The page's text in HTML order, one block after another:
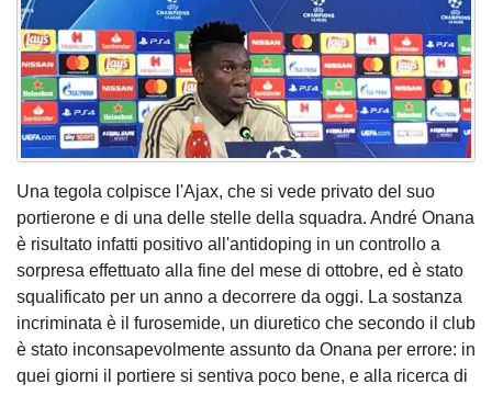
Una tegola colpisce l'Ajax, che si vede privato del suo
portierone e di una delle stelle della squadra. André Onana
è risultato infatti positivo all'antidoping in un controllo a
sorpresa effettuato alla fine del mese di ottobre, ed è stato
squalificato per un anno a decorrere da oggi. La sostanza
incriminata è il furosemide, un diuretico che secondo il club
è stato inconsapevolmente assunto da Onana per errore: in
quei giorni il portiere si sentiva poco bene, e alla ricerca di